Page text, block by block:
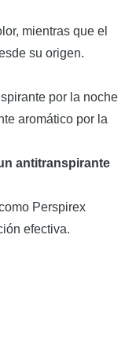
mientras que el
su origen.
por la noche
aromático por la
antitranspirante
Perspirex
efectiva.